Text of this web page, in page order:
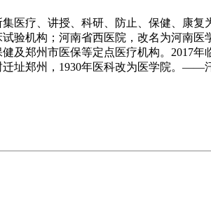
疗、讲授、科研、防止、保健、康复
验机构；河南省西医院，改名为河南医
及郑州市医保等定点医疗机构。2017年
址郑州，1930年医科改为医学院。——